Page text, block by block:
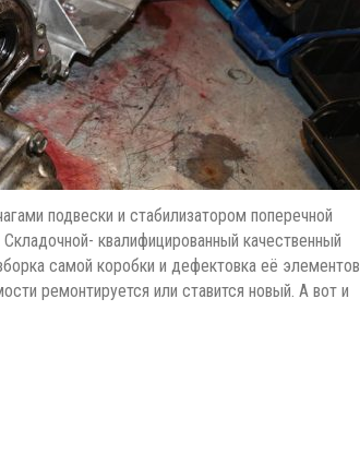
подвески и стабилизатором поперечной
квалифицированный качественный
самой коробки и дефектовка её элементов.
ремонтируется или ставится новый. А вот и